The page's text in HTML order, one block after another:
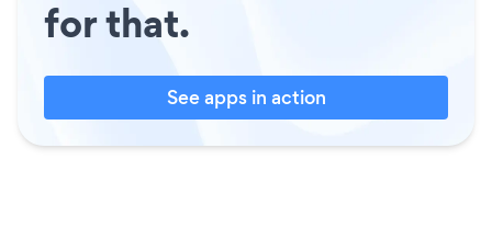
for that.
See apps in action